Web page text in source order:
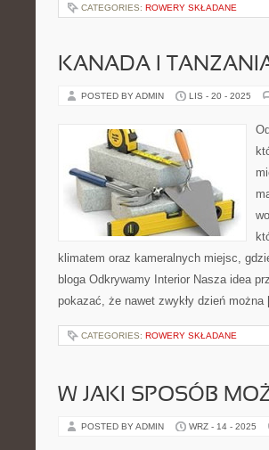
CATEGORIES: ROWERY SKŁADANE
KANADA I
POSTED BY ADMIN LIS - 20 - 2025
klimatem oraz kameralnych miejsc,
bloga Odkrywamy Interior Nasza idea
pokazać, że nawet zwykły dzień
CATEGORIES: ROWERY SKŁADANE
W JAKI SPOSÓB
POSTED BY ADMIN WRZ - 14 - 2025